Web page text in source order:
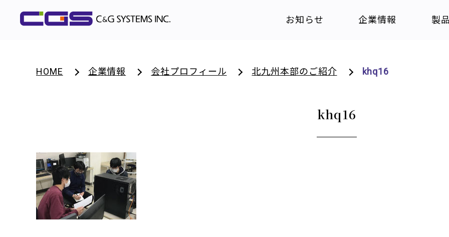
お知らせ 企業情報 製
HOME 企業情報 会社プロフィール 北九州本部のご紹介 khq16
khq16